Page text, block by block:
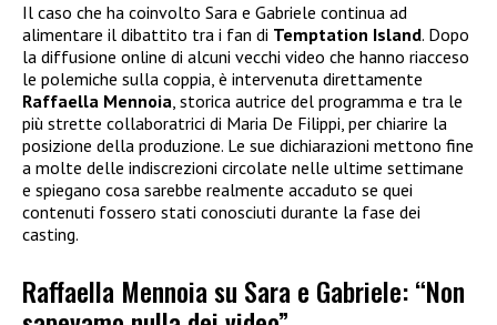
Il caso che ha coinvolto Sara e Gabriele continua ad
alimentare il dibattito tra i fan di Temptation Island. Dopo
la diffusione online di alcuni vecchi video che hanno riacceso
le polemiche sulla coppia, è intervenuta direttamente
Raffaella Mennoia, storica autrice del programma e tra le
più strette collaboratrici di Maria De Filippi, per chiarire la
posizione della produzione. Le sue dichiarazioni mettono fine
a molte delle indiscrezioni circolate nelle ultime settimane
e spiegano cosa sarebbe realmente accaduto se quei
contenuti fossero stati conosciuti durante la fase dei
casting.
Raffaella Mennoia su Sara e Gabriele: “Non